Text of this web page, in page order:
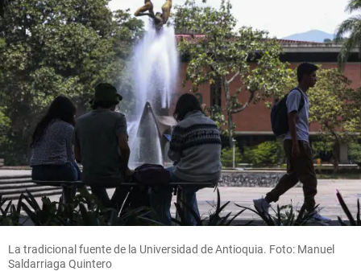
La tradicional fuente de la Universidad de Antioquia. Foto: Manuel
Saldarriaga Quintero